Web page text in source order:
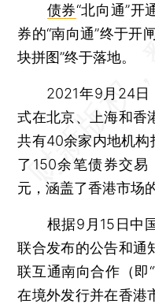
债券“北向通”开
券的“南向通”终于开
块拼图”终于落地。
2021年9月24日，
式在北京、上海和香
共有40余家内地机构
了150余笔债券交
元，涵盖了香港市场
根据9月15日中国
联合发布的公告和通
联互通南向合作（即
在境外发行并在香港